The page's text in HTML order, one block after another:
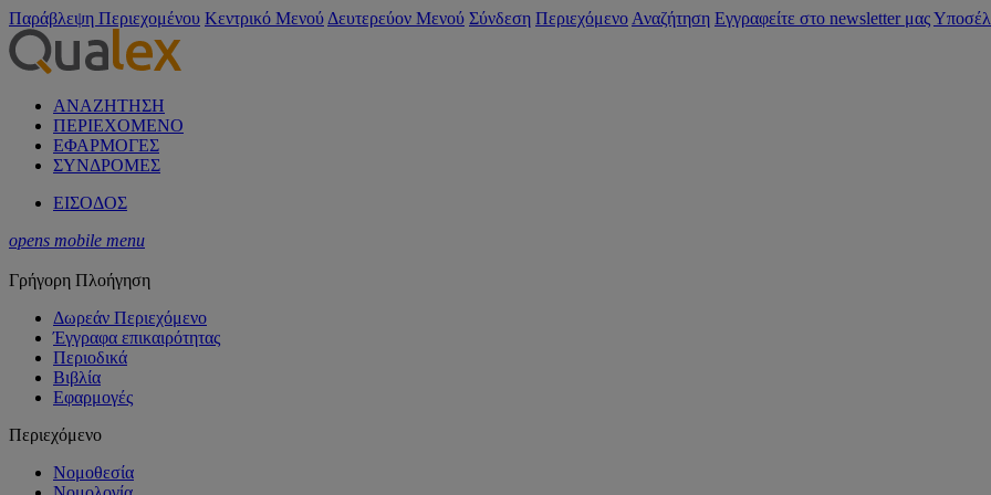
Παράβλεψη Περιεχομένου Κεντρικό Μενού Δευτερεύον Μενού Σύνδεση Περιεχόμενο Αναζήτηση Εγγραφείτε στο newsletter μας
ΑΝΑΖΗΤΗΣΗ
ΠΕΡΙΕΧΟΜΕΝΟ
ΕΦΑΡΜΟΓΕΣ
ΣΥΝΔΡΟΜΕΣ
ΕΙΣΟΔΟΣ
opens mobile menu
Γρήγορη Πλοήγηση
Δωρεάν Περιεχόμενο
Έγγραφα επικαιρότητας
Περιοδικά
Βιβλία
Εφαρμογές
Περιεχόμενο
Νομοθεσία